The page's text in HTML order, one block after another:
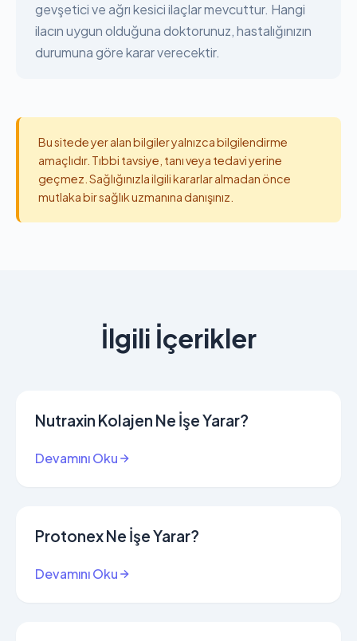
gevşetici ve ağrı kesici ilaçlar mevcuttur. Hangi
ilacın uygun olduğuna doktorunuz, hastalığınızın
durumuna göre karar verecektir.
Bu sitede yer alan bilgiler yalnızca bilgilendirme
amaçlıdır. Tıbbi tavsiye, tanı veya tedavi yerine
geçmez. Sağlığınızla ilgili kararlar almadan önce
mutlaka bir sağlık uzmanına danışınız.
İlgili İçerikler
Nutraxin Kolajen Ne İşe Yarar?
Devamını Oku
Protonex Ne İşe Yarar?
Devamını Oku